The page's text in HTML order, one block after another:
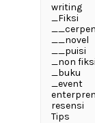
writing
_Fiksi
__cerpen
__novel
__puisi
_non fiksi
_buku
_event
resensi
Tips